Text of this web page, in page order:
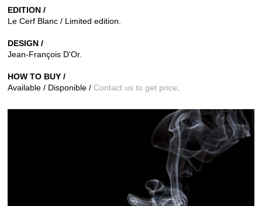
EDITION /
Le Cerf Blanc / Limited edition.
DESIGN /
Jean-François D'Or.
HOW TO BUY /
Available / Disponible / Contact us to get price